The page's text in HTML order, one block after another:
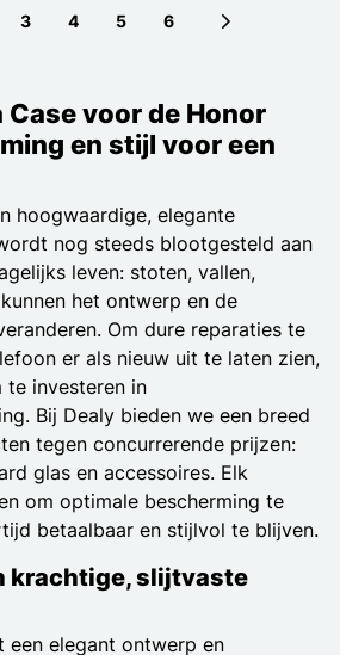
3 4 5 6
Case voor de Honor
en stijl voor een
hoogwaardige, elegante
nog steeds blootgesteld aan
leven: stoten, vallen,
het ontwerp en de
Om dure reparaties te
er als nieuw uit te laten zien,
te investeren in
Bij Dealy bieden we een breed
tegen concurrerende prijzen:
glas en accessoires. Elk
om optimale bescherming te
betaalbaar en stijlvol te blijven.
krachtige, slijtvaste
een elegant ontwerp en